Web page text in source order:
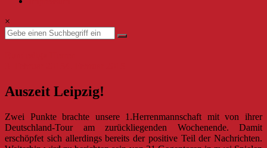
Archiv.
Hier
findest
du
2019/2020.
×
Auszeit Leipzig!
Zwei Punkte brachte unsere 1.Herrenmannschaft mit von ihrer
Deutschland-Tour am zurückliegenden Wochenende. Damit
erschöpfet sich allerdings bereits der positive Teil der Nachrichten.